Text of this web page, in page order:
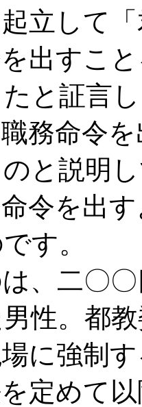
立して
出すこ
と証言
務命令
と説明
令を出
す。
、二〇〇
性。都
に強制
定めて